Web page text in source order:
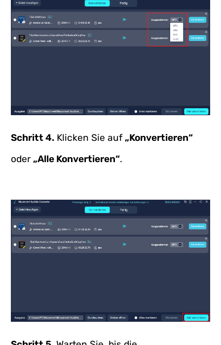
Schritt 4. Klicken Sie auf „Konvertieren“
oder „Alle Konvertieren“.